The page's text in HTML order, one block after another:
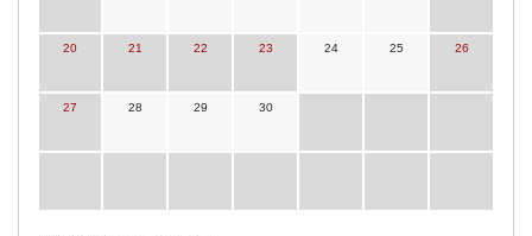
20 21 22 23 24 25 26
27 28 29 30